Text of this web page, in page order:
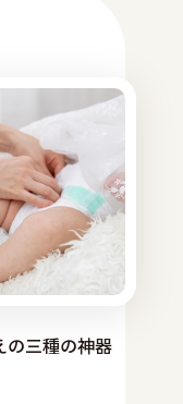
の三種の神器